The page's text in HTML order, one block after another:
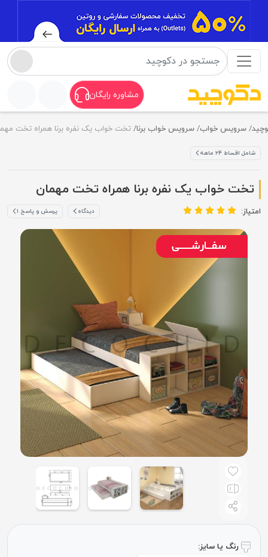
مشاوره رایگان
سرویس خواب سرویس خواب برنا تخت خواب یک نفره برنا همراه تخت مهمان
شامل اقساط ۲۴ ماهه
تخت خواب یک نفره برنا همراه تخت مهمان
امتیاز: دیدگاه پرسش و پاسخ ۱
رنگ یا سایز: